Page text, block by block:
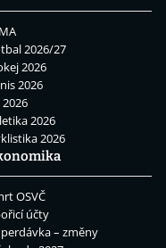
2026/27
2026
2026
2026
2026
2026
OSVČ
účty
– změny